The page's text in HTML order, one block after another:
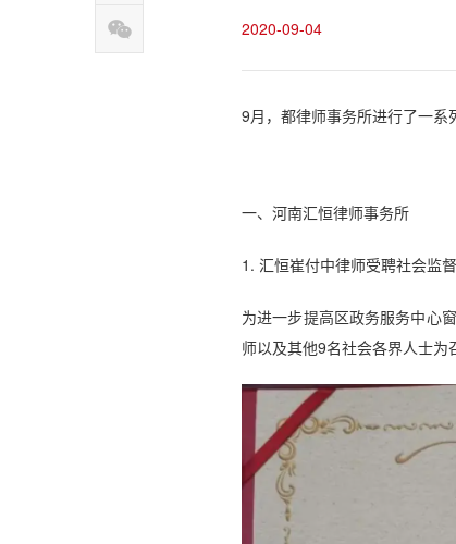
2020-09-04
9月，都律师事务所进行了一系
一、河南汇恒律师事务所
1. 汇恒崔付中律师受聘社会监
为进一步提高区政务服务中心
师以及其他9名社会各界人士为